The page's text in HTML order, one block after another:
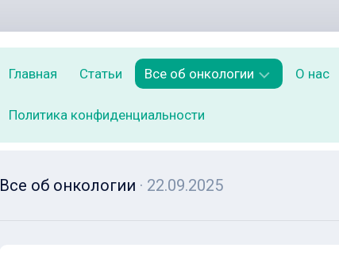
Главная Статьи Все об онкологии
рака,
которые
О нас
Политика конфиденциальности
Все об онкологии · 22.09.2025